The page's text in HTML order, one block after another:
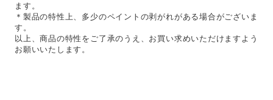
ます。
＊製品の特性上、多少のペイントの剥がれがある場合がございま
す。
以上、商品の特性をご了承のうえ、お買い求めいただけますよう
お願いいたします。